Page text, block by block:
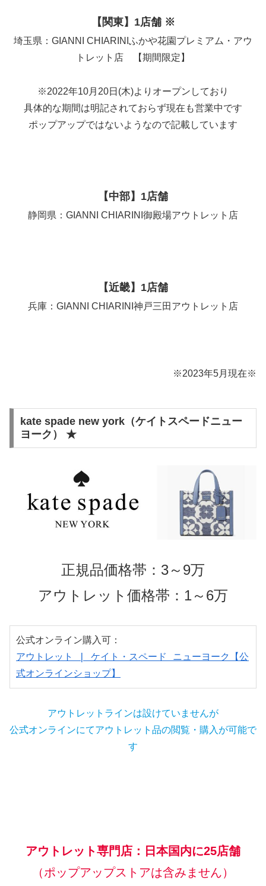
【関東】1店舗 ※
埼玉県：GIANNI CHIARINIふかや花園プレミアム・アウ
トレット店 【期間限定】
※2022年10月20日(木)よりオープンしており
具体的な期間は明記されておらず現在も営業中です
ポップアップではないようなので記載しています
【中部】1店舗
静岡県：GIANNI CHIARINI御殿場アウトレット店
【近畿】1店舗
兵庫：GIANNI CHIARINI神戸三田アウトレット店
※2023年5月現在※
kate spade new york（ケイトスペードニュー
ヨーク） ★
正規品価格帯：3～9万
アウトレット価格帯：1～6万
アウトレット | ケイト・スペード ニューヨーク【公
式オンラインショップ】
アウトレットラインは設けていませんが
公式オンラインにてアウトレット品の閲覧・購入が可能で
す
アウトレット専門店：日本国内に25店舗
（ポップアップストアは含みません）